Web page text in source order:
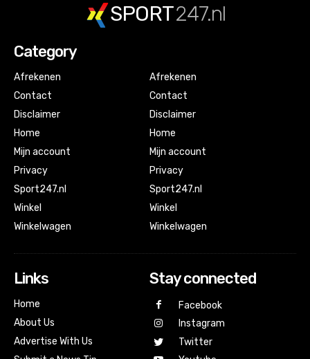
SPORT247.nl
Category
Afrekenen
Contact
Disclaimer
Home
Mijn account
Privacy
Sport247.nl
Winkel
Winkelwagen
Afrekenen
Contact
Disclaimer
Home
Mijn account
Privacy
Sport247.nl
Winkel
Winkelwagen
Links
Home
About Us
Advertise With Us
Stay connected
Facebook
Instagram
Twitter